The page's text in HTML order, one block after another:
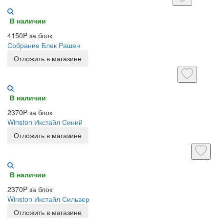
В наличии
4150P за блок
Собрание Блек Рашен
Отложить в магазине
В наличии
2370P за блок
Winston Икстайл Синий
Отложить в магазине
В наличии
2370P за блок
Winston Икстайл Сильвер
Отложить в магазине